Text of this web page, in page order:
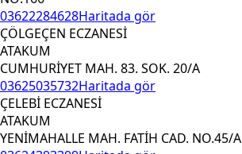
03622284628Haritada gör
ÇÖLGEÇEN ECZANESİ
ATAKUM
CUMHURİYET MAH. 83. SOK. 20/A
03625035732Haritada gör
ÇELEBİ ECZANESİ
ATAKUM
YENİMAHALLE MAH. FATİH CAD. NO.45/A